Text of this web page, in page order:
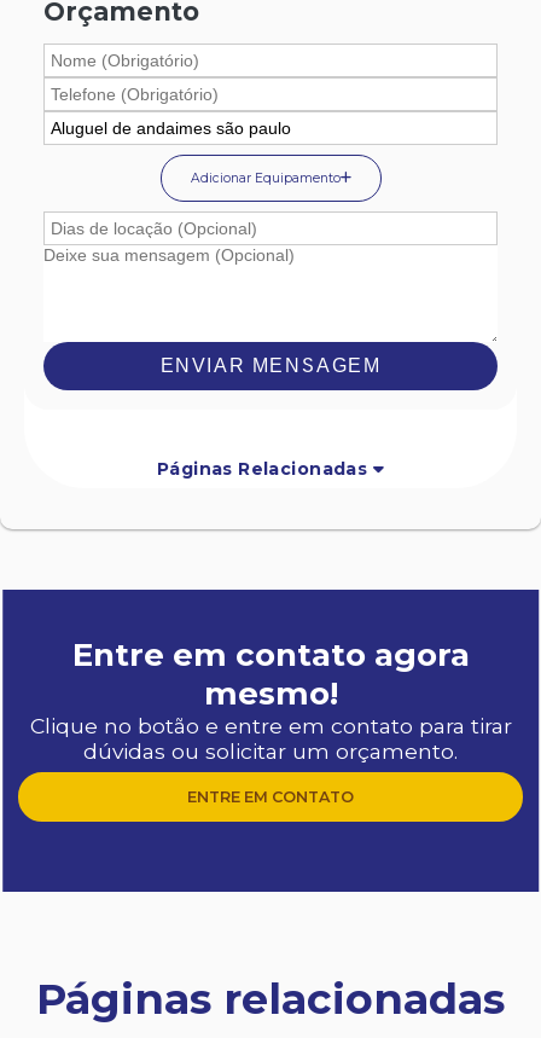
Orçamento
Adicionar Equipamento
ENVIAR MENSAGEM
Páginas Relacionadas
Entre em contato agora
mesmo!
Clique no botão e entre em contato para tirar
dúvidas ou solicitar um orçamento.
ENTRE EM CONTATO
Páginas relacionadas